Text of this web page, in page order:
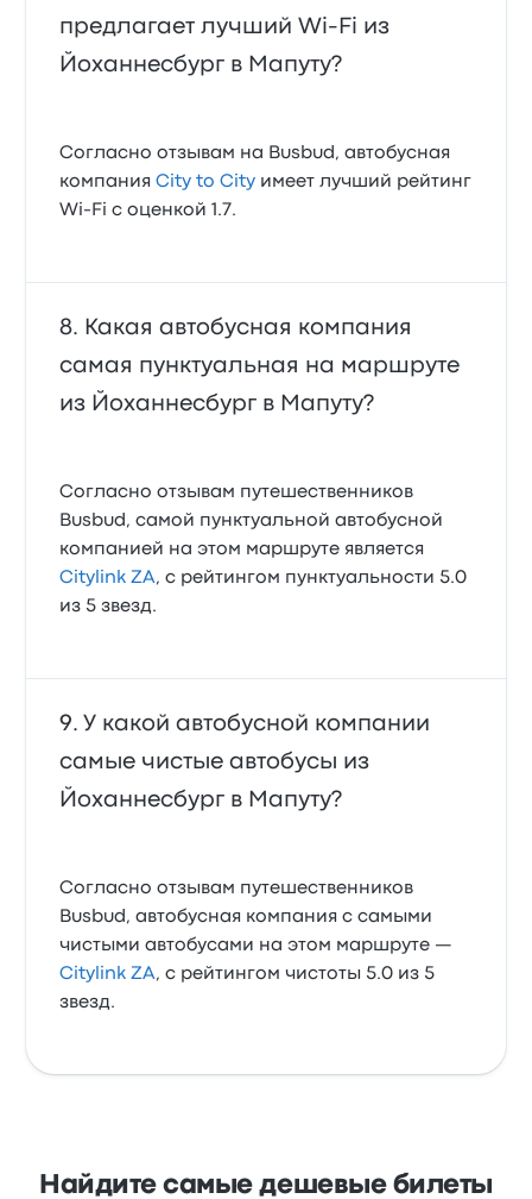
предлагает лучший Wi‑Fi из
Йоханнесбург в Мапуту?
Согласно отзывам на Busbud, автобусная
компанияCity to City имеет лучший рейтинг
Wi‑Fi с оценкой 1.7.
Какая автобусная компания
самая пунктуальная на маршруте
из Йоханнесбург в Мапуту?
Согласно отзывам путешественников
Busbud, самой пунктуальной автобусной
компанией на этом маршруте является
Citylink ZA, с рейтингом пунктуальности 5.0
из 5 звезд.
У какой автобусной компании
самые чистые автобусы из
Йоханнесбург в Мапуту?
Согласно отзывам путешественников
Busbud, автобусная компания с самыми
чистыми автобусами на этом маршруте —
Citylink ZA, с рейтингом чистоты 5.0 из 5
звезд.
Найдите самые дешевые билеты